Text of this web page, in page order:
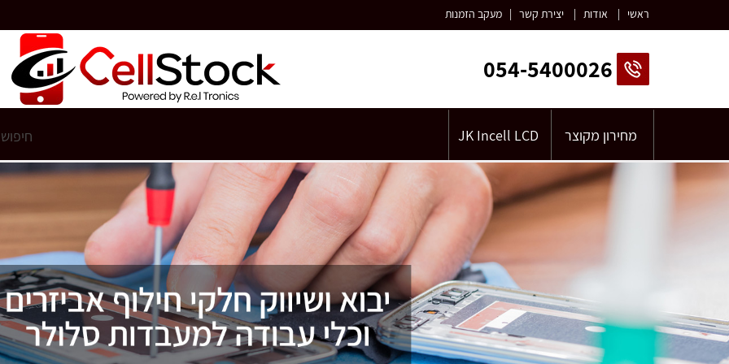
ראשי | אודות | יצירת קשר | מעקב הזמנות
054-5400026
מחירון מקוצר JK Incell LCD